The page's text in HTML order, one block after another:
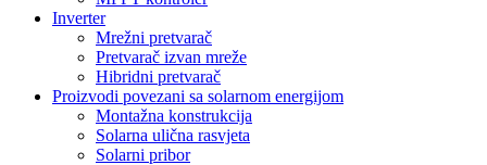
Inverter
Mrežni pretvarač
Pretvarač izvan mreže
Hibridni pretvarač
Proizvodi povezani sa solarnom energijom
Montažna konstrukcija
Solarna ulična rasvjeta
Solarni pribor